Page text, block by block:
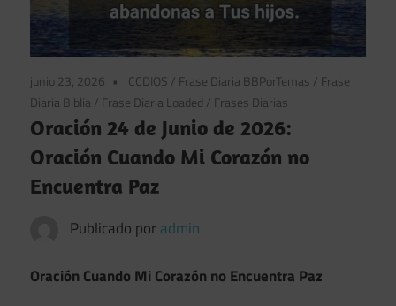
junio 23, 2026 CCDIOS / Frase Diaria BBPorTemas / Frase
Diaria Biblia / Frase Diaria Loaded / Frases Diarias
Oración 24 de Junio de 2026:
Oración Cuando Mi Corazón no
Encuentra Paz
Publicado por admin
Oración Cuando Mi Corazón no Encuentra Paz